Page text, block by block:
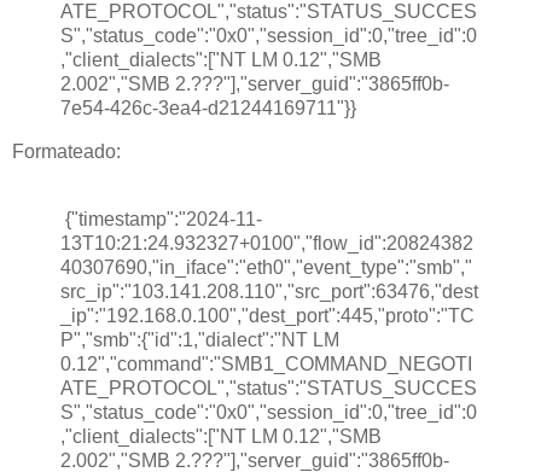
ATE_PROTOCOL","status":"STATUS_SUCCES
S","status_code":"0x0","session_id":0,"tree_id":0
,"client_dialects":["NT LM 0.12","SMB
2.002","SMB 2.???"],"server_guid":"3865ff0b-
7e54-426c-3ea4-d21244169711"}}
Formateado:
{"timestamp":"2024-11-
13T10:21:24.932327+0100","flow_id":20824382
40307690,"in_iface":"eth0","event_type":"smb","
src_ip":"103.141.208.110","src_port":63476,"dest
_ip":"192.168.0.100","dest_port":445,"proto":"TC
P","smb":{"id":1,"dialect":"NT LM
0.12","command":"SMB1_COMMAND_NEGOTI
ATE_PROTOCOL","status":"STATUS_SUCCES
S","status_code":"0x0","session_id":0,"tree_id":0
,"client_dialects":["NT LM 0.12","SMB
2.002","SMB 2.???"],"server_guid":"3865ff0b-